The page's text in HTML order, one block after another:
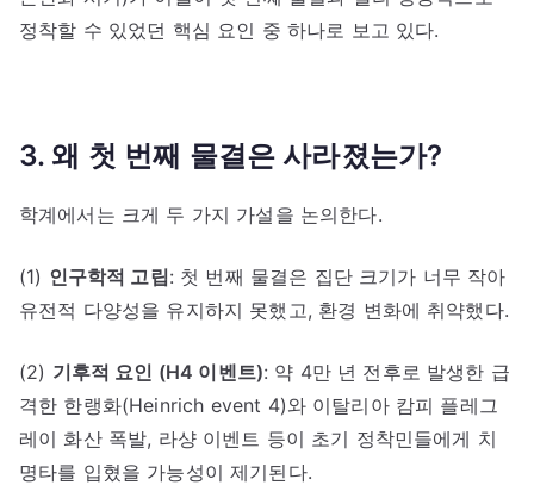
정착할 수 있었던 핵심 요인 중 하나로 보고 있다.
3. 왜 첫 번째 물결은 사라졌는가?
학계에서는 크게 두 가지 가설을 논의한다.
(1) 인구학적 고립: 첫 번째 물결은 집단 크기가 너무 작아
유전적 다양성을 유지하지 못했고, 환경 변화에 취약했다.
(2) 기후적 요인 (H4 이벤트): 약 4만 년 전후로 발생한 급
격한 한랭화(Heinrich event 4)와 이탈리아 캄피 플레그
레이 화산 폭발, 라샹 이벤트 등이 초기 정착민들에게 치
명타를 입혔을 가능성이 제기된다.